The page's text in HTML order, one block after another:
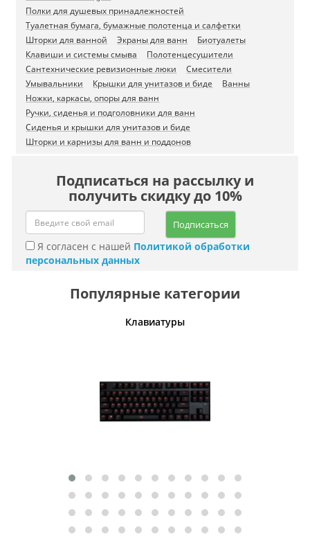
Полки для душевых принадлежностей
Туалетная бумага, бумажные полотенца и салфетки
Шторки для ванной
Экраны для ванн
Биотуалеты
Клавиши и системы смыва
Полотенцесушители
Сантехнические ревизионные люки
Смесители
Умывальники
Крышки для унитазов и биде
Ванны
Ножки, каркасы, опоры для ванн
Ручки, сиденья и подголовники для ванн
Сиденья и крышки для унитазов и биде
Шторки и карнизы для ванн и поддонов
Подписаться на рассылку и
получить скидку до 10%
Подписаться
Я согласен с нашей Политикой обработки
персональных данных
Популярные категории
Клавиатуры